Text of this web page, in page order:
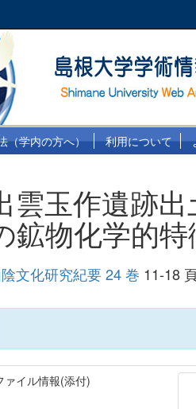
（学内の方へ） 利用について
雲玉作遺跡
鉱物化学的特
文化研究紀要 24 巻 11-18
ァイル情報(添付)